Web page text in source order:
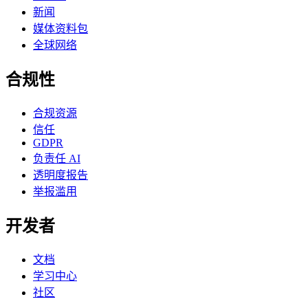
新闻
媒体资料包
全球网络
合规性
合规资源
信任
GDPR
负责任 AI
透明度报告
举报滥用
开发者
文档
学习中心
社区